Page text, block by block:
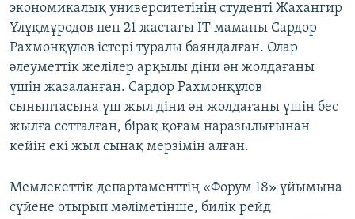
экономикалық университетінің студенті Жахангир
Ұлұқмұродов пен 21 жастағы IT маманы Сардор
Рахмонқұлов істері туралы баяндалған. Олар
әлеуметтік желілер арқылы діни ән жолдағаны
үшін жазаланған. Сардор Рахмонқұлов
сыныптасына үш жыл діни ән жолдағаны үшін бес
жылға сотталған, бірақ қоғам наразылығынан
кейін екі жыл сынақ мерзімін алған.
Мемлекеттік департаменттің «Форум 18» ұйымына
сүйене отырып мәліметінше, билік рейд